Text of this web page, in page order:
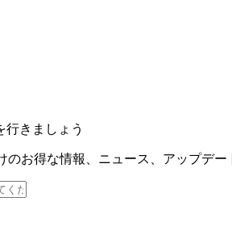
行きましょう
のお得な情報、ニュース、アップデー